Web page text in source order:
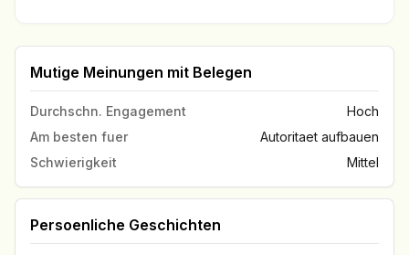
Mutige Meinungen mit Belegen
Durchschn. Engagement
Hoch
Am besten fuer
Autoritaet aufbauen
Schwierigkeit
Mittel
Persoenliche Geschichten